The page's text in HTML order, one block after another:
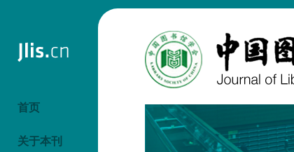
首页
关于本刊